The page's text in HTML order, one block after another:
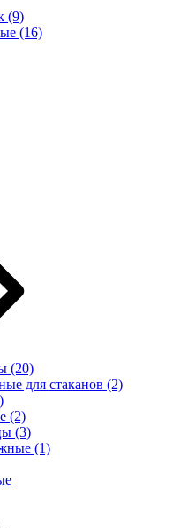
(9)
(16)
(20)
для стаканов (2)
(2)
(3)
(1)